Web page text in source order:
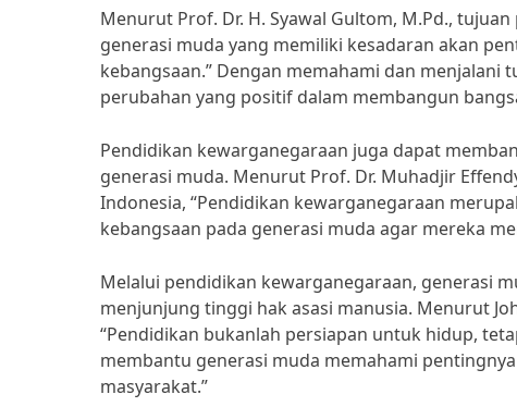
Menurut Prof. Dr. H. Syawal Gultom, M.Pd.,
generasi muda yang memiliki kesadaran akan
kebangsaan.” Dengan memahami dan
perubahan yang positif dalam membangun
Pendidikan kewarganegaraan juga dapat
generasi muda. Menurut Prof. Dr. Muhadjir
Indonesia, “Pendidikan kewarganegaraan
kebangsaan pada generasi muda agar mereka
Melalui pendidikan kewarganegaraan, generasi
menjunjung tinggi hak asasi manusia. Menurut
“Pendidikan bukanlah persiapan untuk hidup,
membantu generasi muda memahami
masyarakat.”